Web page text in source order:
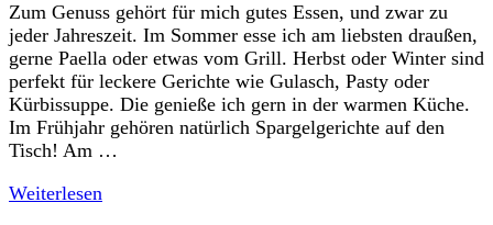
Zum Genuss gehört für mich gutes Essen, und zwar zu
jeder Jahreszeit. Im Sommer esse ich am liebsten draußen,
gerne Paella oder etwas vom Grill. Herbst oder Winter sind
perfekt für leckere Gerichte wie Gulasch, Pasty oder
Kürbissuppe. Die genieße ich gern in der warmen Küche.
Im Frühjahr gehören natürlich Spargelgerichte auf den
Tisch! Am …
Weiterlesen